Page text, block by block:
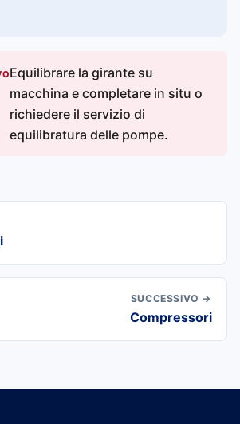
Equilibrare la girante su
macchina e completare in situ o
richiedere il servizio di
equilibratura delle pompe.
SUCCESSIVO →
Compressori